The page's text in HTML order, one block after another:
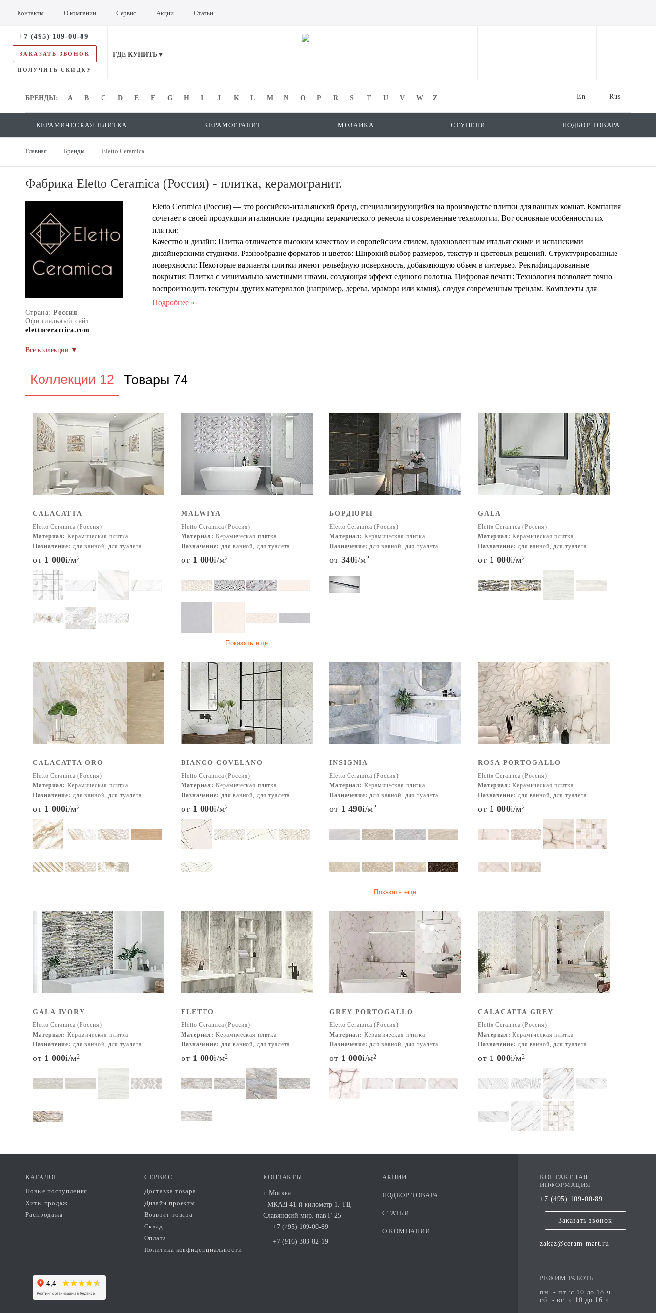
Контакты О компании Сервис Акции Статьи
+7 (495) 109-00-89
ЗАКАЗАТЬ ЗВОНОК
ПОЛУЧИТЬ СКИДКУ
ГДЕ КУПИТЬ▼
Rus
En
БРЕНДЫ: A B C D E F G H I J K L M N O P R S T U V W Z
БРЕНДЫ:
КЕРАМИЧЕСКАЯ ПЛИТКА КЕРАМОГРАНИТ МОЗАИКА СТУПЕНИ ПОДБОР ТОВАРА
Главная Бренды Eletto Ceramica
Фабрика Eletto Ceramica (Россия) - плитка, керамогранит.
Страна:Россия
Официальный сайт:
elettoceramica.com
Eletto Ceramica (Россия) — это российско-итальянский бренд, специализирующийся на производстве плитки для ванных комнат. Компания
сочетает в своей продукции итальянские традиции керамического ремесла и современные технологии. Вот основные особенности их
плитки:
Качество и дизайн: Плитка отличается высоким качеством и европейским стилем, вдохновленным итальянскими и испанскими
дизайнерскими студиями. Разнообразие форматов и цветов: Широкий выбор размеров, текстур и цветовых решений. Структурированные
поверхности: Некоторые варианты плитки имеют рельефную поверхность, добавляющую объем в интерьер. Ректифицированные
покрытия: Плитка с минимально заметными швами, создающая эффект единого полотна. Цифровая печать: Технология позволяет точно
воспроизводить текстуры других материалов (например, дерева, мрамора или камня), следуя современным трендам. Комплекты для
декорирования: Фоновая плитка дополняется вставками и фризами, что расширяет дизайнерские возможности. Таким образом, Элето
Яркие акценты: синий, изумрудный, бордовый, терракотовый. Имитация материалов: мрамор, дерево, камень, бетон. Благодаря такому
Коллекции 12 Товары 74
CALACATTA
Eletto Ceramica (Россия)
Материал: Керамическая плитка
Назначение: для ванной, для туалета
от 1 000i/м2
MALWIYA
Eletto Ceramica (Россия)
Материал: Керамическая плитка
Назначение: для ванной, для туалета
от 1 000i/м2
Показать ещё
БОРДЮРЫ
Eletto Ceramica (Россия)
Материал: Керамическая плитка
Назначение: для ванной, для туалета
от 340i/м2
GALA
Eletto Ceramica (Россия)
Материал: Керамическая плитка
Назначение: для ванной, для туалета
от 1 000i/м2
CALACATTA ORO
Eletto Ceramica (Россия)
Материал: Керамическая плитка
Назначение: для ванной, для туалета
от 1 000i/м2
BIANCO COVELANO
Eletto Ceramica (Россия)
Материал: Керамическая плитка
Назначение: для ванной, для туалета
от 1 000i/м2
INSIGNIA
Eletto Ceramica (Россия)
Материал: Керамическая плитка
Назначение: для ванной, для туалета
от 1 490i/м2
Показать ещё
ROSA PORTOGALLO
Eletto Ceramica (Россия)
Материал: Керамическая плитка
Назначение: для ванной, для туалета
от 1 000i/м2
GALA IVORY
Eletto Ceramica (Россия)
Материал: Керамическая плитка
Назначение: для ванной, для туалета
от 1 000i/м2
FLETTO
Eletto Ceramica (Россия)
Материал: Керамическая плитка
Назначение: для ванной, для туалета
от 1 000i/м2
GREY PORTOGALLO
Eletto Ceramica (Россия)
Материал: Керамическая плитка
Назначение: для ванной, для туалета
от 1 000i/м2
CALACATTA GREY
Eletto Ceramica (Россия)
Материал: Керамическая плитка
Назначение: для ванной, для туалета
от 1 000i/м2
КОНТАКТНАЯ
ИНФОРМАЦИЯ
+7 (495) 109-00-89
Заказать звонок
zakaz@ceram-mart.ru
РЕЖИМ РАБОТЫ
пн. - пт.:с 10 до 18 ч.
сб. - вс.:с 10 до 16 ч.
КАТАЛОГ
Новые поступления
Хиты продаж
Распродажа
СЕРВИС
Доставка товара
Дизайн проекты
Возврат товара
Склад
Оплата
Политика конфиденциальности
КОНТАКТЫ
г. Москва
- МКАД 41-й километр 1. ТЦ
Славянский мир. пав Г-25
+7 (495) 109-00-89
+7 (916) 383-82-19
АКЦИИ
ПОДБОР ТОВАРА
СТАТЬИ
О КОМПАНИИ